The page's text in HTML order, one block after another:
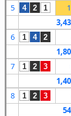
5
4 2 1
6
1 4 2
7
1 2 3
8
1 2 3